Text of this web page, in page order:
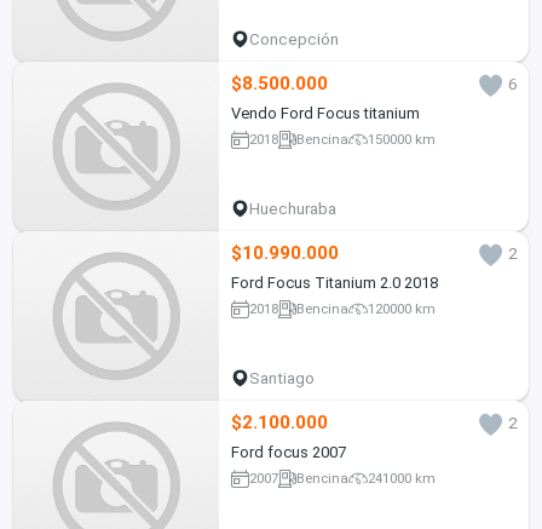
Concepción
$8.500.000
6
Vendo Ford Focus titanium
2018 Bencina 150000 km
Huechuraba
$10.990.000
2
Ford Focus Titanium 2.0 2018
2018 Bencina 120000 km
Santiago
$2.100.000
2
Ford focus 2007
2007 Bencina 241000 km